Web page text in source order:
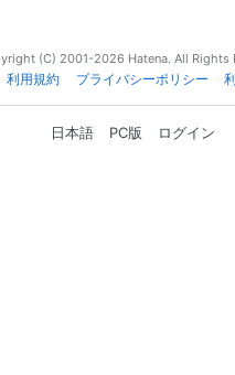
(C) 2001-2026 Hatena. All Rights
利用規約 プライバシーポリシー
日本語 PC版 ログイン